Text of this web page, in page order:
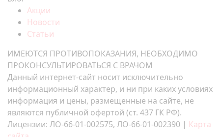
Акции
Новости
Статьи
ИМЕЮТСЯ ПРОТИВОПОКАЗАНИЯ, НЕОБХОДИМО
ПРОКОНСУЛЬТИРОВАТЬСЯ С ВРАЧОМ
Данный интернет-сайт носит исключительно
информационный характер, и ни при каких условиях
информация и цены, размещенные на сайте, не
являются публичной офертой (ст. 437 ГК РФ).
Лицензии: ЛО-66-01-002575, ЛО-66-01-002390 | Карта